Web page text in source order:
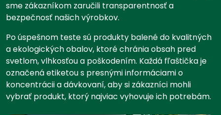
sme zákazníkom zaručili transparentnosť a
bezpečnosť našich výrobkov.
Po úspešnom teste sú produkty balené do kvalitných
a ekologických obalov, ktoré chránia obsah pred
svetlom, vlhkosťou a poškodením. Každá fľaštička je
označená etiketou s presnými informáciami o
koncentrácii a dávkovaní, aby si zákazníci mohli
vybrať produkt, ktorý najviac vyhovuje ich potrebám.